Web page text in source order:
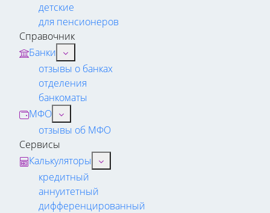
детские
для пенсионеров
Справочник
Банки
отзывы о банках
отделения
банкоматы
МФО
отзывы об МФО
Сервисы
Калькуляторы
кредитный
аннуитетный
дифференцированный